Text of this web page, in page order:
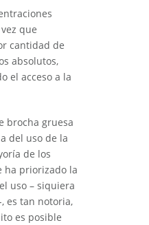
que
cantidad de
absolutos,
el acceso a la
brocha gruesa
del uso de la
de los
ha priorizado la
uso – siquiera
es tan notoria,
es posible